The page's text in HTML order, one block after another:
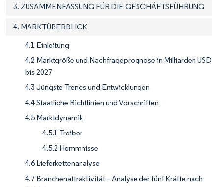
3. ZUSAMMENFASSUNG FÜR DIE GESCHÄFTSFÜHRUNG
4. MARKTÜBERBLICK
4.1 Einleitung
4.2 Marktgröße und Nachfrageprognose in Milliarden USD
bis 2027
4.3 Jüngste Trends und Entwicklungen
4.4 Staatliche Richtlinien und Vorschriften
4.5 Marktdynamik
4.5.1 Treiber
4.5.2 Hemmnisse
4.6 Lieferkettenanalyse
4.7 Branchenattraktivität – Analyse der fünf Kräfte nach